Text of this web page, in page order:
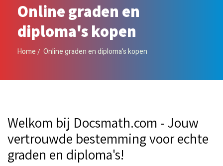
Online graden en
diploma's kopen
Home Online graden en diploma's kopen
Welkom bij Docsmath.com - Jouw
vertrouwde bestemming voor echte
graden en diploma's!